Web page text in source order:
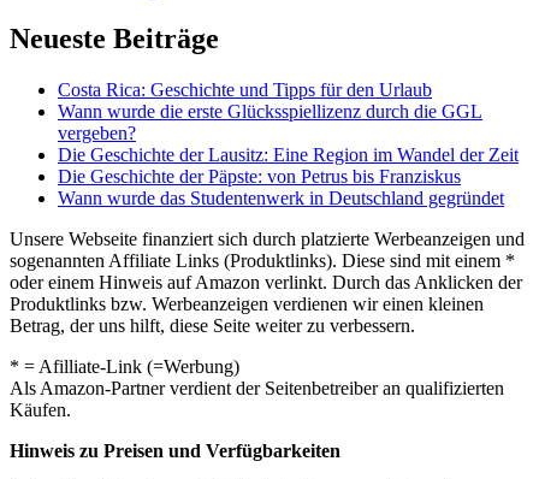
Neueste Beiträge
Costa Rica: Geschichte und Tipps für den Urlaub
Wann wurde die erste Glücksspiellizenz durch die GGL
vergeben?
Die Geschichte der Lausitz: Eine Region im Wandel der Zeit
Die Geschichte der Päpste: von Petrus bis Franziskus
Wann wurde das Studentenwerk in Deutschland gegründet
Unsere Webseite finanziert sich durch platzierte Werbeanzeigen und
sogenannten Affiliate Links (Produktlinks). Diese sind mit einem *
oder einem Hinweis auf Amazon verlinkt. Durch das Anklicken der
Produktlinks bzw. Werbeanzeigen verdienen wir einen kleinen
Betrag, der uns hilft, diese Seite weiter zu verbessern.
* = Afilliate-Link (=Werbung)
Als Amazon-Partner verdient der Seitenbetreiber an qualifizierten
Käufen.
Hinweis zu Preisen und Verfügbarkeiten